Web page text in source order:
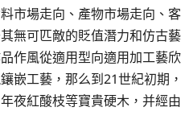
市場走向、產物市場走向、
無可匹敵的貶值潛力和仿古
作風從適用型向適用加工藝
嵌工藝，那么到21世紀初期
夜紅酸枝等寶貴硬木，并經